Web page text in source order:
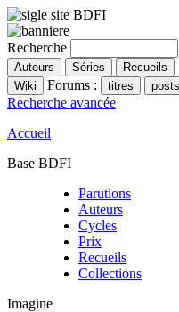
Recherche
Forums :
Recherche avancée
Accueil
Base BDFI
Parutions
Auteurs
Cycles
Prix
Recueils
Collections
Imagine